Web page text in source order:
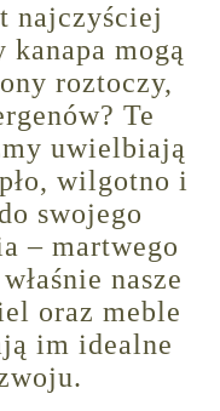
najczyściej
kanapa mogą
roztoczy,
Te
uwielbiają
wilgotno i
swojego
– martwego
nasze
oraz meble
im idealne